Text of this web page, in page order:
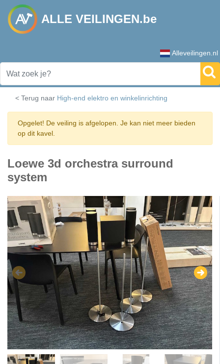
ALLE VEILINGEN.be
Alleveilingen.nl
< Terug naar High-end elektro en winkelinrichting
Opgelet! De veiling is afgelopen. Je kan niet meer bieden
op dit kavel.
Loewe 3d orchestra surround
system